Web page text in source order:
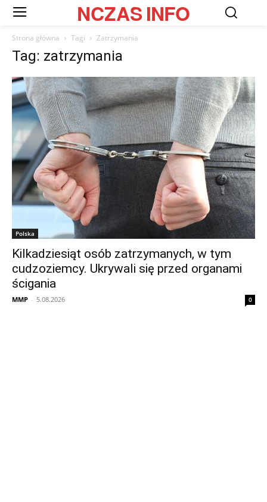
NCZASINFO
Strona główna Tagi Zatrzymania
Tag: zatrzymania
Polska
Kilkadziesiąt osób zatrzymanych, w tym
cudzoziemcy. Ukrywali się przed organami
ścigania
MMP - 5.08.2026 0